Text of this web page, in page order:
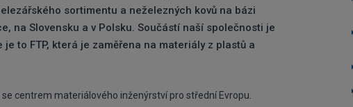
sortimentu a neželezných kovů na bázi
na Slovensku a v Polsku. Součástí naší společnosti je
to FTP, která je zaměřena na materiály z plastů a
centrem materiálového inženýrství pro střední Evropu.